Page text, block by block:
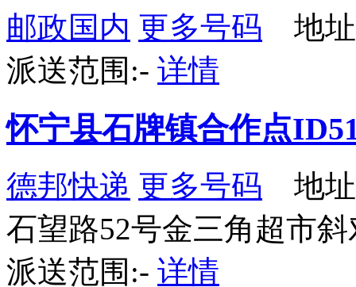
邮政国内 更多号码 地址
派送范围:- 详情
怀宁县石牌镇合作点
德邦快递 更多号码 地址
石望路52号金三角超市
派送范围:- 详情